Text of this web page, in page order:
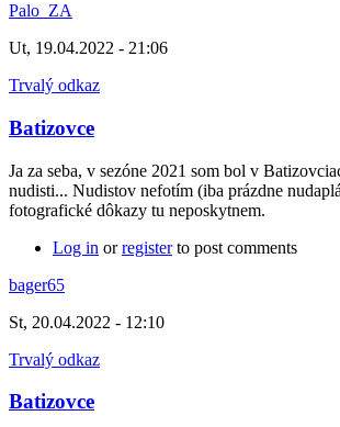
Palo_ZA
Ut, 19.04.2022 - 21:06
Trvalý odkaz
Batizovce
Ja za seba, v sezóne 2021 som bol v
nudisti... Nudistov nefotím (iba prázdne
fotografické dôkazy tu neposkytnem.
Log in orregisterto post comments
bager65
St, 20.04.2022 - 12:10
Trvalý odkaz
Batizovce